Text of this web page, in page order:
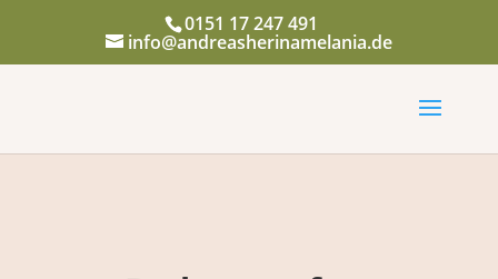
0151 17 247 491
info@andreasherinamelania.de